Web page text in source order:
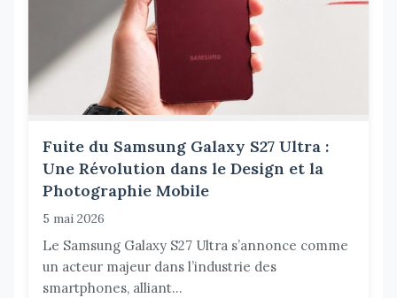
Fuite du Samsung Galaxy S27 Ultra :
Une Révolution dans le Design et la
Photographie Mobile
5 mai 2026
Le Samsung Galaxy S27 Ultra s’annonce comme
un acteur majeur dans l’industrie des
smartphones, alliant...